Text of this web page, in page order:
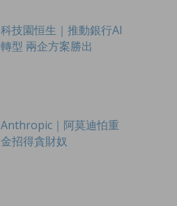
科技園恒生｜推動銀行AI
轉型 兩企方案勝出
Anthropic｜阿莫迪怕重
金招得貪財奴